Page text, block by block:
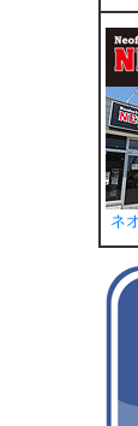
ネ